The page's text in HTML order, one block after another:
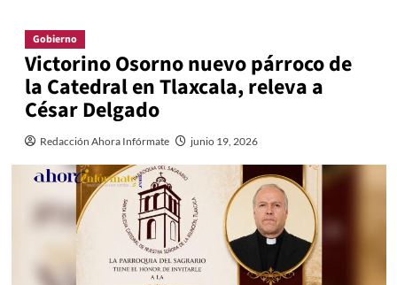
Gobierno
Victorino Osorno nuevo párroco de
la Catedral en Tlaxcala, releva a
César Delgado
Redacción Ahora Infórmate junio 19, 2026